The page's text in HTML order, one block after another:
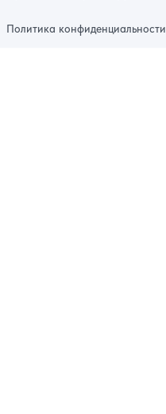
Политика конфиденциальности